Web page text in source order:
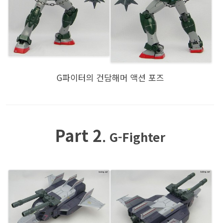
G파이터의 건담해머 액션 포즈
Part 2. G-Fighter